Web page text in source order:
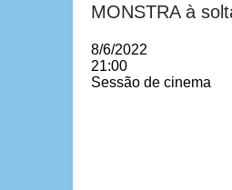
MONSTRA à
8/6/2022
21:00
Sessão de cinema